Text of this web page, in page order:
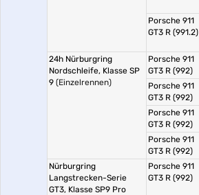
Porsche 911
GT3 R (991.2)
24h Nürburgring
Nordschleife, Klasse SP
9 (Einzelrennen)
Porsche 911
GT3 R (992)
Porsche 911
GT3 R (992)
Porsche 911
GT3 R (992)
Porsche 911
GT3 R (992)
Nürburgring
Langstrecken-Serie
GT3, Klasse SP9 Pro
Porsche 911
GT3 R (992)